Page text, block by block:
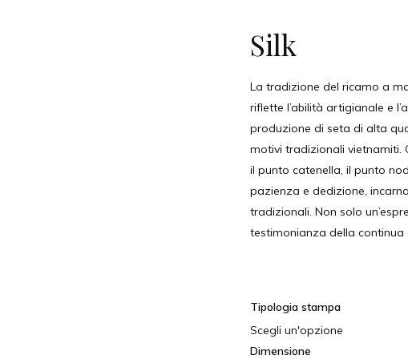
Silk
La tradizione del ricamo a
riflette l’abilità artigianale e
produzione di seta di alta
motivi tradizionali vietnamiti.
il punto catenella, il punto
pazienza e dedizione,
tradizionali. Non solo
testimonianza della continua
Tipologia stampa
Dimensione